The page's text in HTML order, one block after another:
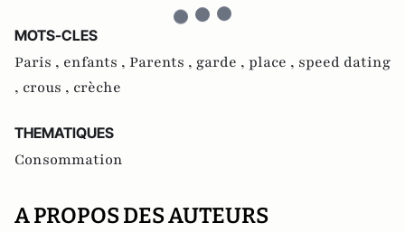
MOTS-CLES
Paris , enfants , Parents , garde , place , speed dating
, crous , crèche
THEMATIQUES
Consommation
A PROPOS DES AUTEURS